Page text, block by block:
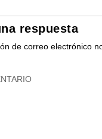
respuesta
de correo electrónico